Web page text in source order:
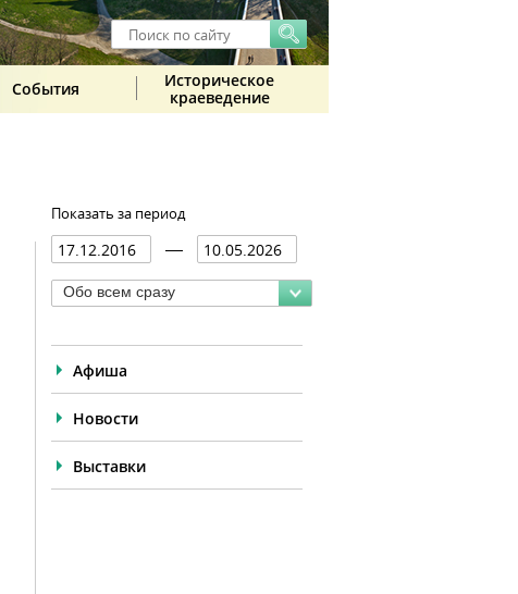
События
Историческое
краеведение
Показать за период
Обо всем сразу
Афиша
Новости
Выставки